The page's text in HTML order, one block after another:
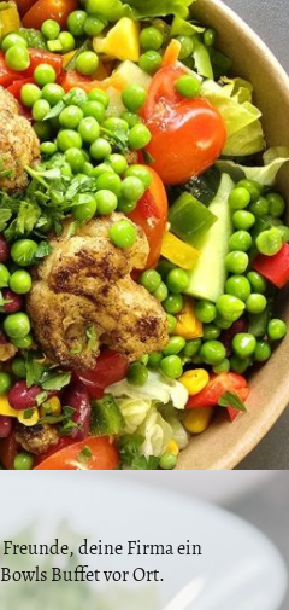
deine Firma ein
Buffet vor Ort.